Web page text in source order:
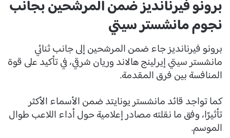
برونو فيرنانديز ضمن المرشحين بجانب
نجوم مانشستر سيتي
برونو فيرنانديز جاء ضمن المرشحين إلى جانب ثنائي
مانشستر سيتي إيرلينج هالاند وريان شرقي، في تأكيد على قوة
المنافسة بين فرق المقدمة.
كما تواجد قائد مانشستر يونايتد ضمن الأسماء الأكثر
تأثيرًا، وفق ما نقلته مصادر إعلامية حول أداء اللاعب طوال
الموسم.